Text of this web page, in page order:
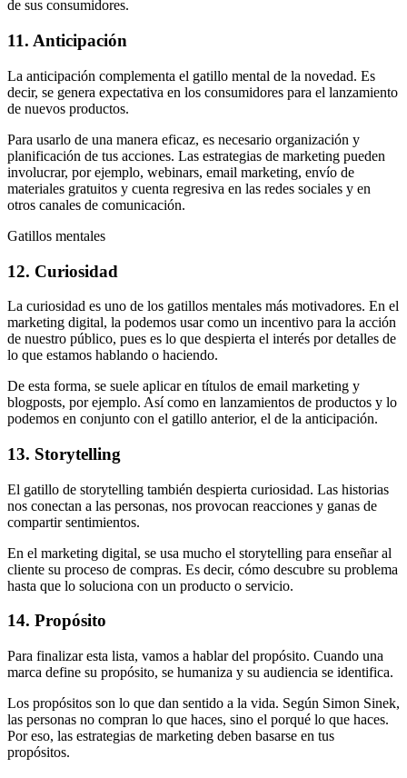
de sus consumidores.
11. Anticipación
La anticipación complementa el gatillo mental de la novedad. Es
decir, se genera expectativa en los consumidores para el lanzamiento
de nuevos productos.
Para usarlo de una manera eficaz, es necesario organización y
planificación de tus acciones. Las estrategias de marketing pueden
involucrar, por ejemplo, webinars, email marketing, envío de
materiales gratuitos y cuenta regresiva en las redes sociales y en
otros canales de comunicación.
Gatillos mentales
12. Curiosidad
La curiosidad es uno de los gatillos mentales más motivadores. En el
marketing digital, la podemos usar como un incentivo para la acción
de nuestro público, pues es lo que despierta el interés por detalles de
lo que estamos hablando o haciendo.
De esta forma, se suele aplicar en títulos de email marketing y
blogposts, por ejemplo. Así como en lanzamientos de productos y lo
podemos en conjunto con el gatillo anterior, el de la anticipación.
13. Storytelling
El gatillo de storytelling también despierta curiosidad. Las historias
nos conectan a las personas, nos provocan reacciones y ganas de
compartir sentimientos.
En el marketing digital, se usa mucho el storytelling para enseñar al
cliente su proceso de compras. Es decir, cómo descubre su problema
hasta que lo soluciona con un producto o servicio.
14. Propósito
Para finalizar esta lista, vamos a hablar del propósito. Cuando una
marca define su propósito, se humaniza y su audiencia se identifica.
Los propósitos son lo que dan sentido a la vida. Según Simon Sinek,
las personas no compran lo que haces, sino el porqué lo que haces.
Por eso, las estrategias de marketing deben basarse en tus
propósitos.